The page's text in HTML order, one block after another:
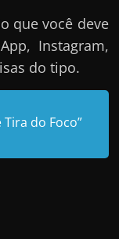
que você deve
Instagram,
do tipo.
Tira do Foco”